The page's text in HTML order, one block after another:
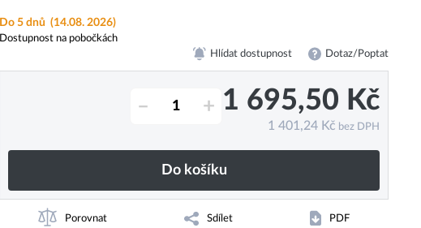
Do 5 dnů (14.08. 2026)
Dostupnost na pobočkách
Hlídat dostupnost Dotaz/Poptat
– + 1 695,50 Kč
1 401,24 Kč bez DPH
Do košíku
Porovnat Sdílet PDF